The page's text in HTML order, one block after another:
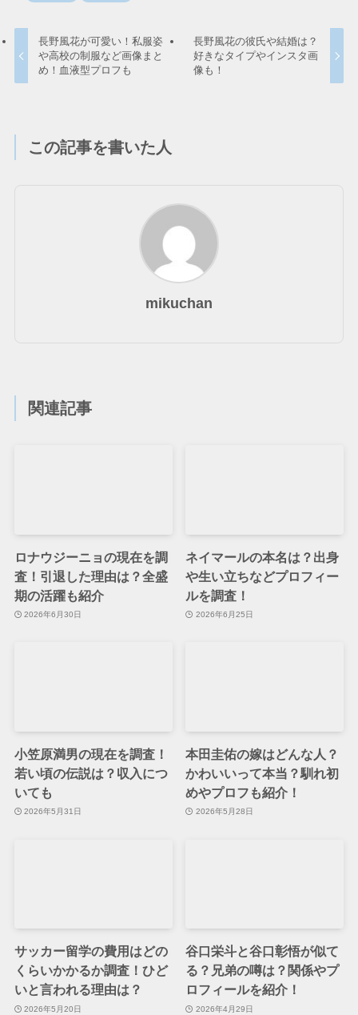
長野風花が可愛い！私服姿
や高校の制服など画像まと
め！血液型プロフも
長野風花の彼氏や結婚は？
好きなタイプやインスタ画
像も！
この記事を書いた人
mikuchan
関連記事
ロナウジーニョの現在を調
査！引退した理由は？全盛
期の活躍も紹介
2026年6月30日
ネイマールの本名は？出身
や生い立ちなどプロフィー
ルを調査！
2026年6月25日
小笠原満男の現在を調査！
若い頃の伝説は？収入につ
いても
2026年5月31日
本田圭佑の嫁はどんな人？
かわいいって本当？馴れ初
めやプロフも紹介！
2026年5月28日
サッカー留学の費用はどの
くらいかかるか調査！ひど
いと言われる理由は？
2026年5月20日
谷口栄斗と谷口彰悟が似て
る？兄弟の噂は？関係やプ
ロフィールを紹介！
2026年4月29日